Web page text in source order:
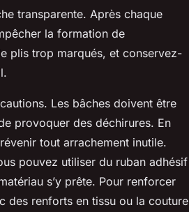
transparente. Après chaque
la formation de
plis trop marqués, et conservez-
Les bâches doivent être
provoquer des déchirures. En
tout arrachement inutile.
pouvez utiliser du ruban adhésif
s’y prête. Pour renforcer
des renforts en tissu ou la couture